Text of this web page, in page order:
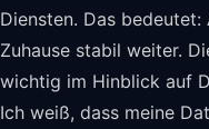
Diensten. Das
Zuhause stabil weiter.
wichtig im Hinblick auf
Ich weiß, dass meine